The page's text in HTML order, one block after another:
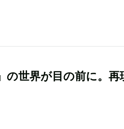
の世界が目の前に。再